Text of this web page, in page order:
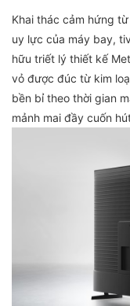
Khai thác cảm hứng
uy lực của máy bay,
hữu triết lý thiết kế
vỏ được đúc từ kim
bền bỉ theo thời gian
mảnh mai đầy cuốn